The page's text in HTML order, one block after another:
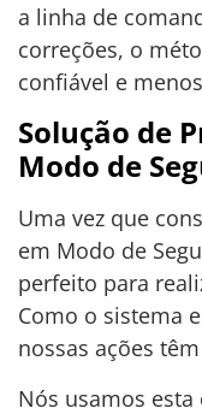
a linha de
correções, o
confiável e
Solução de
Modo de
Uma vez que
em Modo de
perfeito para
Como o sistema
nossas ações
Nós usamos